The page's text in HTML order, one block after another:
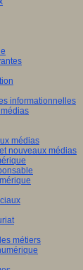
informationnelles
médias
nouveaux médias
métiers